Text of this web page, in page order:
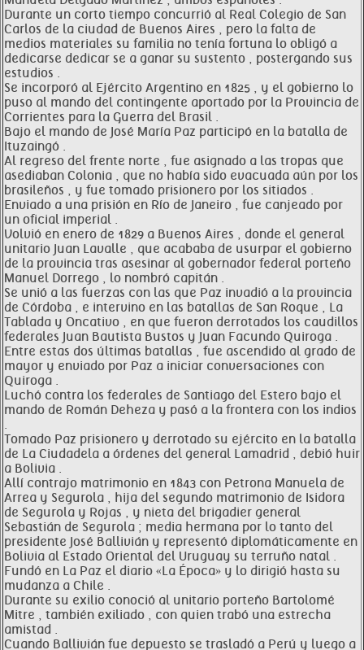
Durante un corto tiempo concurrió al Real Colegio de San
Carlos de la ciudad de Buenos Aires , pero la falta de
medios materiales su familia no tenía fortuna lo obligó a
dedicarse dedicar se a ganar su sustento , postergando sus
estudios .
Se incorporó al Ejército Argentino en 1825 , y el gobierno lo
puso al mando del contingente aportado por la Provincia de
Corrientes para la Guerra del Brasil .
Bajo el mando de José María Paz participó en la batalla de
Ituzaingó .
Al regreso del frente norte , fue asignado a las tropas que
asediaban Colonia , que no había sido evacuada aún por los
brasileños , y fue tomado prisionero por los sitiados .
Enviado a una prisión en Río de Janeiro , fue canjeado por
un oficial imperial .
Volvió en enero de 1829 a Buenos Aires , donde el general
unitario Juan Lavalle , que acababa de usurpar el gobierno
de la provincia tras asesinar al gobernador federal porteño
Manuel Dorrego , lo nombró capitán .
Se unió a las fuerzas con las que Paz invadió a la provincia
de Córdoba , e intervino en las batallas de San Roque , La
Tablada y Oncativo , en que fueron derrotados los caudillos
federales Juan Bautista Bustos y Juan Facundo Quiroga .
Entre estas dos últimas batallas , fue ascendido al grado de
mayor y enviado por Paz a iniciar conversaciones con
Quiroga .
Luchó contra los federales de Santiago del Estero bajo el
mando de Román Deheza y pasó a la frontera con los indios
.
Tomado Paz prisionero y derrotado su ejército en la batalla
de La Ciudadela a órdenes del general Lamadrid , debió huir
a Bolivia .
Allí contrajo matrimonio en 1843 con Petrona Manuela de
Arrea y Segurola , hija del segundo matrimonio de Isidora
de Segurola y Rojas , y nieta del brigadier general
Sebastián de Segurola ; media hermana por lo tanto del
presidente José Ballivián y representó diplomáticamente en
Bolivia al Estado Oriental del Uruguay su terruño natal .
Fundó en La Paz el diario «La Época» y lo dirigió hasta su
mudanza a Chile .
Durante su exilio conoció al unitario porteño Bartolomé
Mitre , también exiliado , con quien trabó una estrecha
amistad .
Cuando Ballivián fue depuesto se trasladó a Perú y luego a